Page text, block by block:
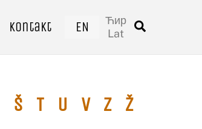
Ћир
Lat
Kontakt EN
Š T U V Z Ž